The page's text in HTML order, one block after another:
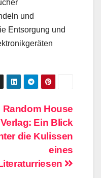
und
Entsorgung und
Random House
Verlag: Ein Blick
die Kulissen
eines